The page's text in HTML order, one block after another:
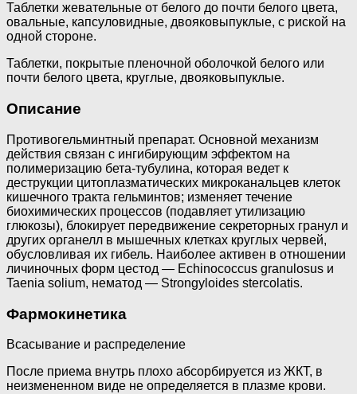
Таблетки жевательные от белого до почти белого цвета,
овальные, капсуловидные, двояковыпуклые, с риской на
одной стороне.
Таблетки, покрытые пленочной оболочкой белого или
почти белого цвета, круглые, двояковыпуклые.
Описание
Противогельминтный препарат. Основной механизм
действия связан с ингибирующим эффектом на
полимеризацию бета-тубулина, которая ведет к
деструкции цитоплазматических микроканальцев клеток
кишечного тракта гельминтов; изменяет течение
биохимических процессов (подавляет утилизацию
глюкозы), блокирует передвижение секреторных гранул и
других органелл в мышечных клетках круглых червей,
обусловливая их гибель. Наиболее активен в отношении
личиночных форм цестод — Echinococcus granulosus и
Taenia solium, нематод — Strongyloides stercolatis.
Фармокинетика
Всасывание и распределение
После приема внутрь плохо абсорбируется из ЖКТ, в
неизмененном виде не определяется в плазме крови.